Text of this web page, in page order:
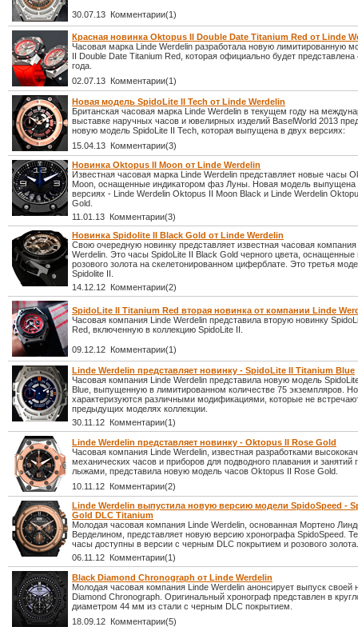
30.07.13 Комментарии(1)
Красная новинка Oktopus II Double Date Titanium Red от Linde
Часовая марка Linde Werdelin разработала новую лимитированную
II Double Date Titanium Red, которая официально будет
года.
02.07.13 Комментарии(1)
Новая модель SpidoLite II Tech от Linde Werdelin
Британская часовая марка Linde Werdelin в текущем году на
выставке наручных часов и ювелирных изделий BaselWorld 2013
новую модель SpidoLite II Tech, которая выпущена в двух версиях:
15.04.13 Комментарии(3)
Новинка Oktopus II Moon от Linde Werdelin
Известная часовая марка Linde Werdelin представляет новые часы
Moon, оснащенные индикатором фаз Луны. Новая модель выпущена
версиях - Linde Werdelin Oktopus II Moon Black и Linde Werdelin
Gold.
11.01.13 Комментарии(3)
Новинка Spidolite II Black Gold от Linde Werdelin
Свою очередную новинку представляет известная часовая компания
Werdelin. Это часы SpidoLite II Black Gold черного цвета, оснащенные
розового золота на скелетонированном циферблате. Это третья
Spidolite II.
14.12.12 Комментарии(2)
SpidoLite II Titanium Red вторая новинка от компании Linde
Часовая компания Linde Werdelin представила вторую новинку
Red, включенную в коллекцию SpidoLite II.
09.12.12 Комментарии(1)
Linde Werdelin представляет новинку - SpidoLite II Titanium Blue
Часовая компания Linde Werdelin представила новую модель
Blue, выпущенную в лимитированном количестве 75 экземпляров.
характеризуются различными модификациями, которые не
предыдущих моделях коллекции.
30.11.12 Комментарии(1)
Linde Werdelin представляет новинку - Oktopus II Rose Gold
Часовая компания Linde Werdelin, известная разработками
механических часов и приборов для подводного плавания и занятий
лыжами, представила новую модель часов Oktopus II Rose Gold.
10.11.12 Комментарии(2)
Linde Werdelin выпустила новую версию модели SpidoSpeed -
Gold DLC Titanium
Молодая часовая компания Linde Werdelin, основанная Мортено
Верделином, представляет новую версию хронографа SpidoSpeed.
часы доступны в версии с черным DLC покрытием и розового золота.
06.11.12 Комментарии(1)
Black Diamond Chronograph от Linde Werdelin
Молодая часовая компания Linde Werdelin анонсирует выпуск своей
Diamond Chronograph. Оригинальный хронограф представлен в
диаметром 44 мм из стали с черным DLC покрытием.
18.09.12 Комментарии(5)